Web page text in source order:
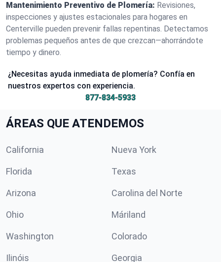
Mantenimiento Preventivo de Plomería: Revisiones,
inspecciones y ajustes estacionales para hogares en
Centerville pueden prevenir fallas repentinas. Detectamos
problemas pequeños antes de que crezcan—ahorrándote
tiempo y dinero.
¿Necesitas ayuda inmediata de plomería? Confía en
nuestros expertos con experiencia.
877-834-5933
ÁREAS QUE ATENDEMOS
California Nueva York
Florida Texas
Arizona Carolina del Norte
Ohio Máriland
Washington Colorado
Ilinóis Georgia